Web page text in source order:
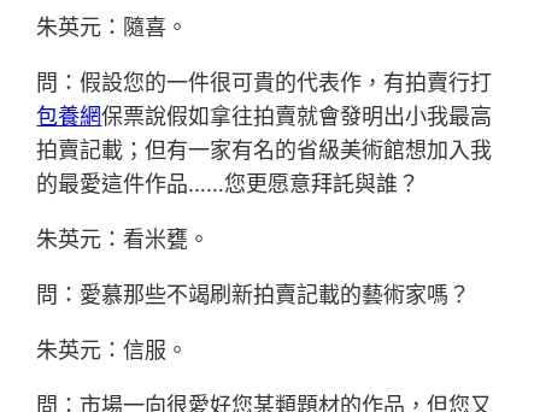
朱英元：隨喜。
問：假設您的一件很可貴的代表作，有拍賣行打
包養網保票說假如拿往拍賣就會發明出小我最高
拍賣記載；但有一家有名的省級美術館想加入我
的最愛這件作品……您更愿意拜託與誰？
朱英元：看米甕。
問：愛慕那些不竭刷新拍賣記載的藝術家嗎？
朱英元：信服。
問：市場一向很愛好您某類題材的作品，但您又